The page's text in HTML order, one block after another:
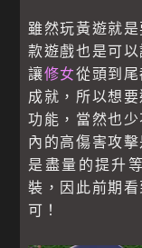
雖然玩黃遊就
款遊戲也是可以
讓修女從頭到
成就，所以想
功能，當然也
內的高傷害攻
是盡量的提升
裝，因此前期
可！